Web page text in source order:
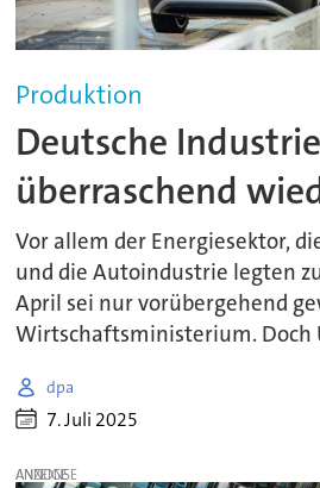
Produktion
Deutsche
überraschend
Vor allem der Energiesektor,
und die Autoindustrie legten
April sei nur vorübergehend
Wirtschaftsministerium. Doch
dpa
7. Juli 2025
ANZEIGE